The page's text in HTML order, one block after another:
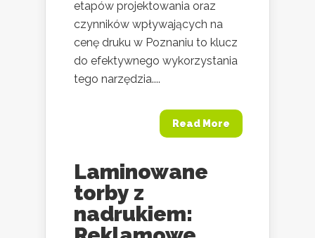
etapów projektowania oraz
czynników wpływających na
cenę druku w Poznaniu to klucz
do efektywnego wykorzystania
tego narzędzia....
Read More
Laminowane
torby z
nadrukiem: